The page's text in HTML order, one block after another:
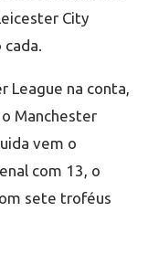
City
League na conta,
Manchester
vem o
com 13, o
sete troféus